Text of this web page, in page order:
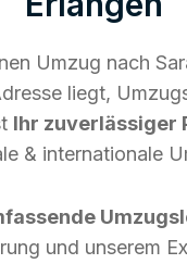
Umzug nach
liegt,
Ihr zuverlässiger
& internationale
und unserem